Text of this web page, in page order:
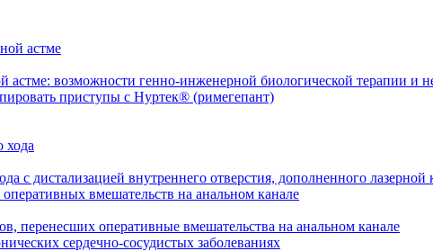
астме: возможности генно-инженерной биологической терапии и
с дистализацией внутреннего отверстия, дополненного
перенесших оперативные вмешательства на анальном канале